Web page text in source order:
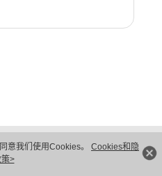
意我们使用Cookies。 Cookies和隐
>
法律声明